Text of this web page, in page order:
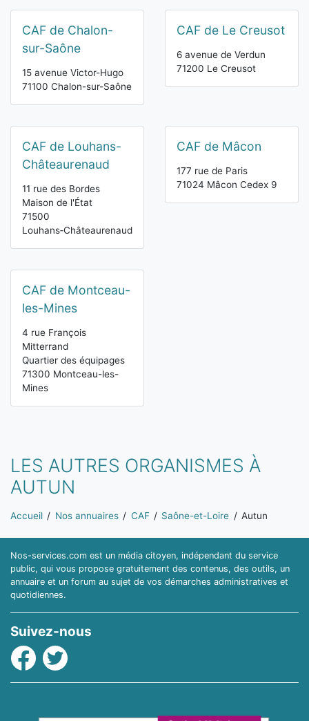
CAF de Chalon-
sur-Saône
15 avenue Victor-Hugo
71100 Chalon-sur-Saône
CAF de Le Creusot
6 avenue de Verdun
71200 Le Creusot
CAF de Louhans-
Châteaurenaud
11 rue des Bordes
Maison de l'État
71500
Louhans‑Châteaurenaud
CAF de Mâcon
177 rue de Paris
71024 Mâcon Cedex 9
CAF de Montceau-
les-Mines
4 rue François
Mitterrand
Quartier des équipages
71300 Montceau-les-
Mines
LES AUTRES ORGANISMES À
AUTUN
Vous êtes ici:
Accueil Nos annuaires CAF Saône-et-Loire Autun
Nos-services.com est un média citoyen, indépendant du service
public, qui vous propose gratuitement des contenus, des outils, un
annuaire et un forum au sujet de vos démarches administratives et
quotidiennes.
Suivez-nous
Facebook
Twitter